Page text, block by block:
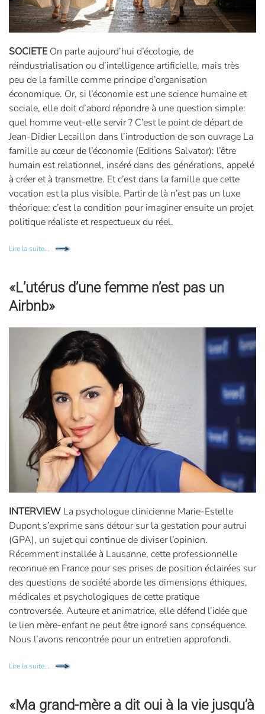
SOCIETE On parle aujourd’hui d’écologie, de
réindustrialisation ou d’intelligence artificielle, mais très
peu de la famille comme principe d’organisation
économique. Or, si l’économie est une science humaine et
sociale, elle doit d’abord répondre à une question simple:
quel homme veut-elle servir ? C’est le point de départ de
Jean-Didier Lecaillon dans l’introduction de son ouvrage La
famille au cœur de l’économie (Editions Salvator): l’être
humain est relationnel, inséré dans des générations, appelé
à créer et à transmettre. Et c’est dans la famille que cette
vocation est la plus visible. Partir de là n’est pas un luxe
théorique: c’est la condition pour imaginer ensuite un projet
politique réaliste et respectueux du réel.
Lire la suite...
«L’utérus d’une femme n’est pas un
Airbnb»
INTERVIEW La psychologue clinicienne Marie-Estelle
Dupont s’exprime sans détour sur la gestation pour autrui
(GPA), un sujet qui continue de diviser l’opinion.
Récemment installée à Lausanne, cette professionnelle
reconnue en France pour ses prises de position éclairées sur
des questions de société aborde les dimensions éthiques,
médicales et psychologiques de cette pratique
controversée. Auteure et animatrice, elle défend l’idée que
le lien mère-enfant ne peut être ignoré sans conséquence.
Nous l’avons rencontrée pour un entretien approfondi.
Lire la suite...
«Ma grand-mère a dit oui à la vie jusqu’à